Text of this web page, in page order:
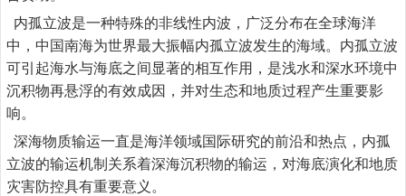
内孤立波是一种特殊的非线性内波，广泛分布在全球海洋
中，中国南海为世界最大振幅内孤立波发生的海域。内孤立波
可引起海水与海底之间显著的相互作用，是浅水和深水环境中
沉积物再悬浮的有效成因，并对生态和地质过程产生重要影
响。
深海物质输运一直是海洋领域国际研究的前沿和热点，内孤
立波的输运机制关系着深海沉积物的输运，对海底演化和地质
灾害防控具有重要意义。